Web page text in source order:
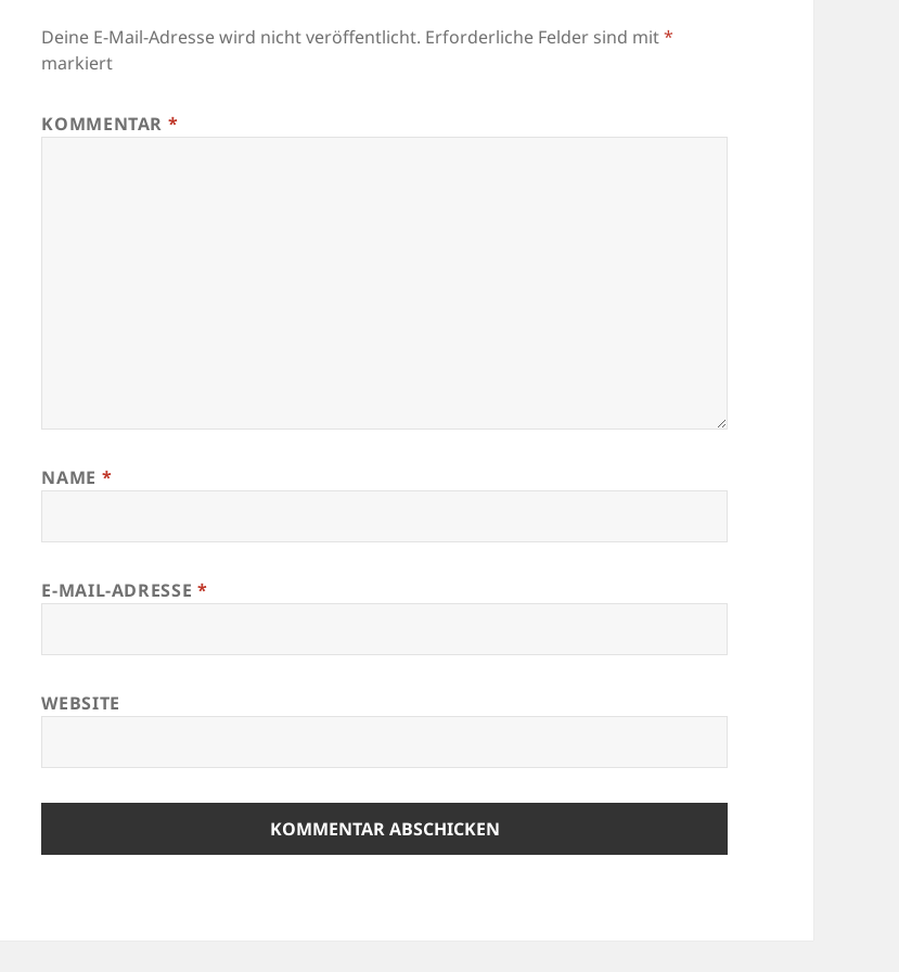
Deine E-Mail-Adresse wird nicht veröffentlicht. Erforderliche Felder sind mit*
markiert
KOMMENTAR *
NAME *
E-MAIL-ADRESSE *
WEBSITE